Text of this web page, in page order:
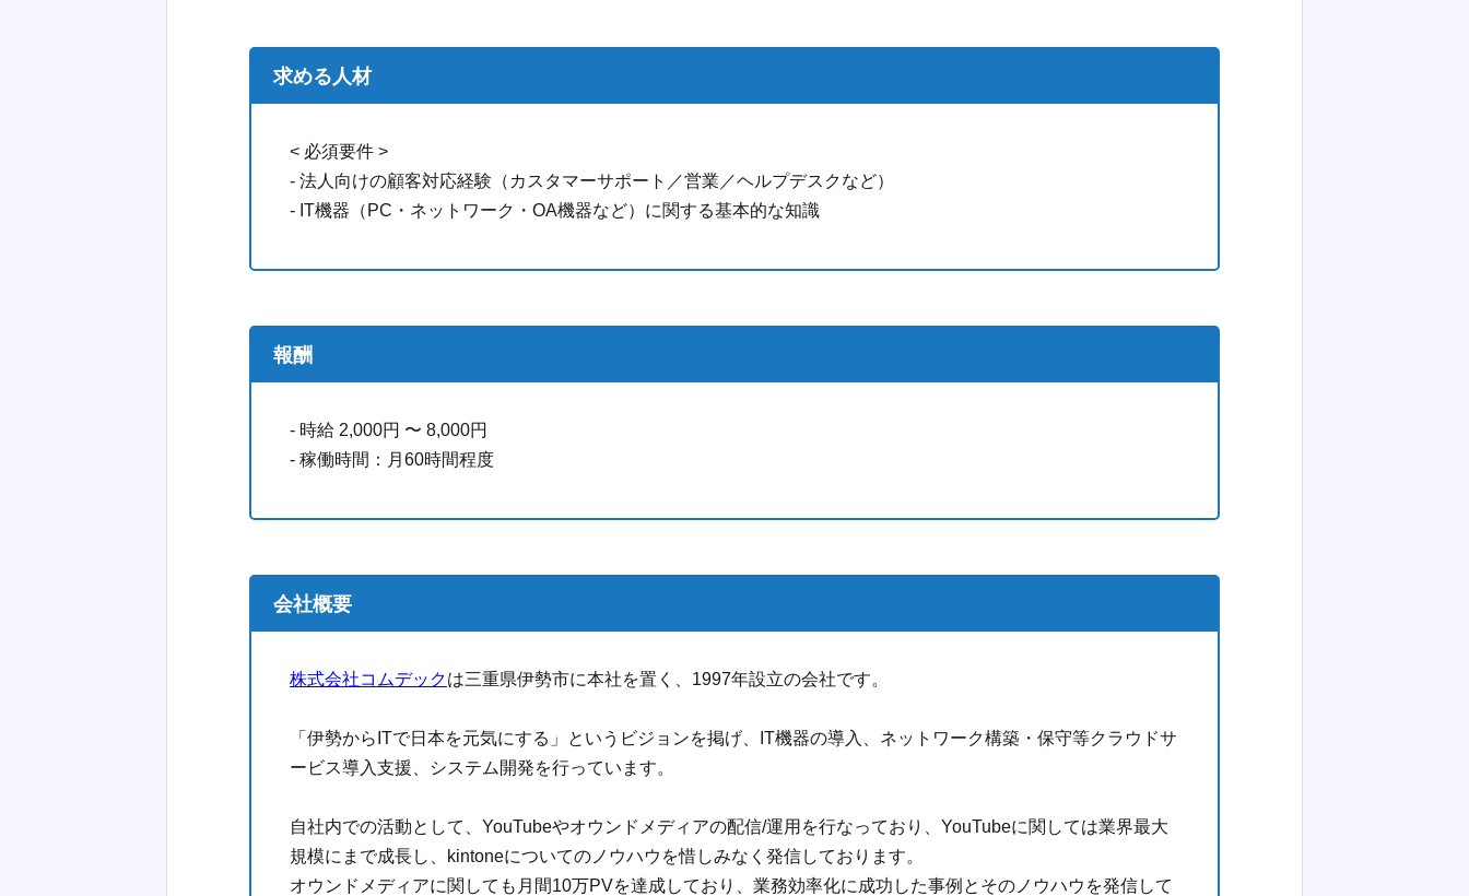
求める人材
< 必須要件 >
- 法人向けの顧客対応経験（カスタマーサポート／営業／ヘルプデスクなど）
- IT機器（PC・ネットワーク・OA機器など）に関する基本的な知識
報酬
- 時給 2,000円 〜 8,000円
- 稼働時間：月60時間程度
会社概要
株式会社コムデックは三重県伊勢市に本社を置く、1997年設立の会社です。
「伊勢からITで日本を元気にする」というビジョンを掲げ、IT機器の導入、ネットワーク構築・保守等クラウドサ
ービス導入支援、システム開発を行っています。
自社内での活動として、YouTubeやオウンドメディアの配信/運用を行なっており、YouTubeに関しては業界最大
規模にまで成長し、kintoneについてのノウハウを惜しみなく発信しております。
オウンドメディアに関しても月間10万PVを達成しており、業務効率化に成功した事例とそのノウハウを発信して